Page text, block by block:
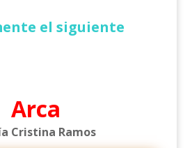
el siguiente
Arca
Cristina Ramos